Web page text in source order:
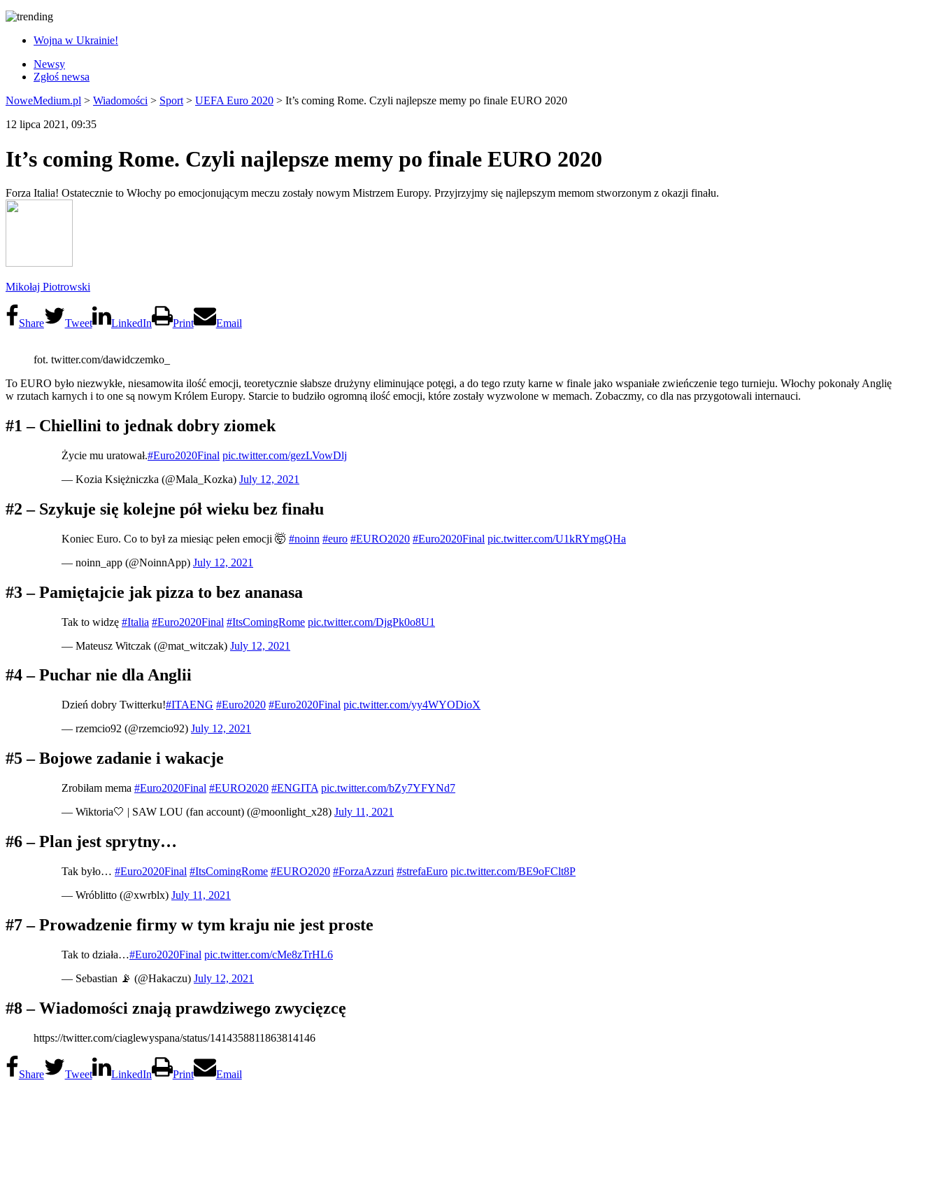
Wojna w Ukrainie!
Newsy
Zgłoś newsa
NoweMedium.pl > Wiadomości > Sport > UEFA Euro 2020 > It’s coming Rome. Czyli najlepsze memy po finale EURO 2020
12 lipca 2021, 09:35
It’s coming Rome. Czyli najlepsze memy po finale EURO 2020
Forza Italia! Ostatecznie to Włochy po emocjonującym meczu zostały nowym Mistrzem Europy. Przyjrzyjmy się najlepszym memom stworzonym z okazji finału.
Mikołaj Piotrowski
Share Tweet LinkedIn Print Email
fot. twitter.com/dawidczemko_
To EURO było niezwykłe, niesamowita ilość emocji, teoretycznie słabsze drużyny eliminujące potęgi, a do tego rzuty karne w finale jako wspaniałe zwieńczenie tego turnieju. Włochy pokonały Anglię
w rzutach karnych i to one są nowym Królem Europy. Starcie to budziło ogromną ilość emocji, które zostały wyzwolone w memach. Zobaczmy, co dla nas przygotowali internauci.
#1 – Chiellini to jednak dobry ziomek
Życie mu uratował.#Euro2020Final pic.twitter.com/gezLVowDlj
— Kozia Księżniczka (@Mala_Kozka) July 12, 2021
#2 – Szykuje się kolejne pół wieku bez finału
Koniec Euro. Co to był za miesiąc pełen emocji 🤯 #noinn #euro #EURO2020 #Euro2020Final pic.twitter.com/U1kRYmgQHa
— noinn_app (@NoinnApp) July 12, 2021
#3 – Pamiętajcie jak pizza to bez ananasa
Tak to widzę #Italia #Euro2020Final #ItsComingRome pic.twitter.com/DjgPk0o8U1
— Mateusz Witczak (@mat_witczak) July 12, 2021
#4 – Puchar nie dla Anglii
Dzień dobry Twitterku!#ITAENG #Euro2020 #Euro2020Final pic.twitter.com/yy4WYODioX
— rzemcio92 (@rzemcio92) July 12, 2021
#5 – Bojowe zadanie i wakacje
Zrobiłam mema #Euro2020Final #EURO2020 #ENGITA pic.twitter.com/bZy7YFYNd7
— Wiktoria🤍 | SAW LOU (fan account) (@moonlight_x28) July 11, 2021
#6 – Plan jest sprytny…
Tak było… #Euro2020Final #ItsComingRome #EURO2020 #ForzaAzzuri #strefaEuro pic.twitter.com/BE9oFClt8P
— Wróblitto (@xwrblx) July 11, 2021
#7 – Prowadzenie firmy w tym kraju nie jest proste
Tak to działa…#Euro2020Final pic.twitter.com/cMe8zTrHL6
— Sebastian 📡 (@Hakaczu) July 12, 2021
#8 – Wiadomości znają prawdziwego zwycięzcę
https://twitter.com/ciaglewyspana/status/1414358811863814146
Share Tweet LinkedIn Print Email